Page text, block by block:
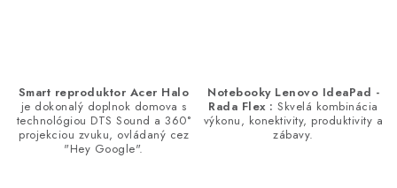
ý
p
Smart reproduktor Acer Halo
je dokonalý doplnok domova s
technológiou DTS Sound a 360°
projekciou zvuku, ovládaný cez
"Hey Google".
Notebooky Lenovo IdeaPad -
Rada Flex : Skvelá kombinácia
výkonu, konektivity, produktivity a
zábavy.